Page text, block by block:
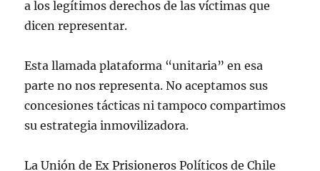
a los legítimos derechos de las víctimas que
dicen representar.
Esta llamada plataforma “unitaria” en esa
parte no nos representa. No aceptamos sus
concesiones tácticas ni tampoco compartimos
su estrategia inmovilizadora.
La Unión de Ex Prisioneros Políticos de Chile